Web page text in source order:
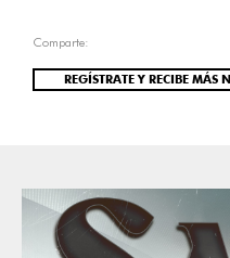
Comparte:
REGÍSTRATE Y RECIBE MÁS